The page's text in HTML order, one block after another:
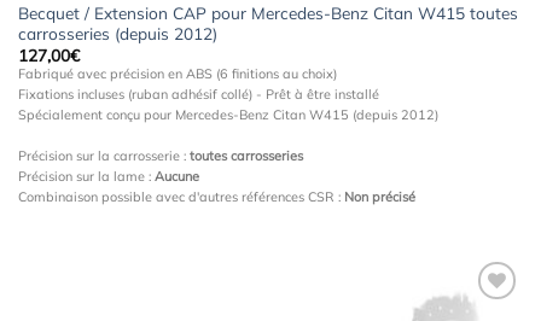
Becquet / Extension CAP pour Mercedes-Benz Citan W415 toutes
carrosseries (depuis 2012)
127,00€
Fabriqué avec précision en ABS (6 finitions au choix)
Fixations incluses (ruban adhésif collé) - Prêt à être installé
Spécialement conçu pour Mercedes-Benz Citan W415 (depuis 2012)
Précision sur la carrosserie : toutes carrosseries
Précision sur la lame : Aucune
Combinaison possible avec d'autres références CSR : Non précisé